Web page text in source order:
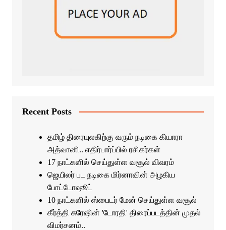
Recent Posts
தமிழ் திரையுலகிற்கு வரும் நடிகை கியாரா
அத்வானி.. எதிர்பார்ப்பில் ரசிகர்கள்
17 நாட்களில் செய்துள்ள வசூல் விவரம்
ஜெயிலர் பட நடிகை மிர்னாவின் அழகிய
போட்டோஷூட்
10 நாட்களில் ஸ்பைடர் மேன் செய்துள்ள வசூல்
கீர்த்தி சுரேஷின் 'டோரதி' திரைப்படத்தின் முதல்
விமர்சனம்..